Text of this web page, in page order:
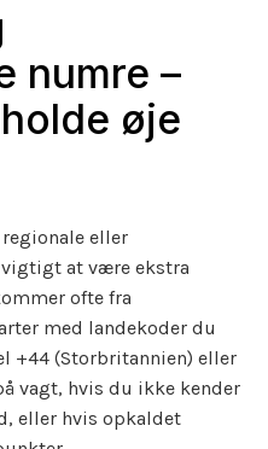
numre –
øje
eller
at være ekstra
ofte fra
med landekoder du
+44 (Storbritannien) eller
vagt, hvis du ikke kender
eller hvis opkaldet